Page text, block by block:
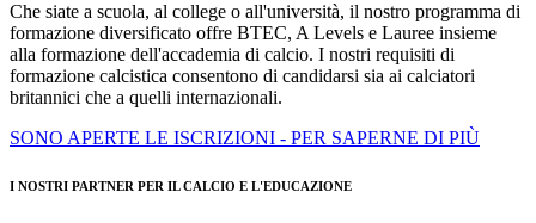
Che siate a scuola, al college o all'università, il nostro programma di
formazione diversificato offre BTEC, A Levels e Lauree insieme
alla formazione dell'accademia di calcio. I nostri requisiti di
formazione calcistica consentono di candidarsi sia ai calciatori
britannici che a quelli internazionali.
SONO APERTE LE ISCRIZIONI - PER SAPERNE DI PIÙ
I NOSTRI PARTNER PER IL CALCIO E L'EDUCAZIONE